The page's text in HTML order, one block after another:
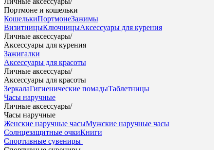
Портмоне и кошельки
КошелькиПортмонеЗажимы
ВизитницыКлючницыАксессуары для курения
Личные аксессуары/
Аксессуары для курения
Зажигалки
Аксессуары для красоты
Личные аксессуары/
Аксессуары для красоты
ЗеркалаГигиенические помадыТаблетницы
Часы наручные
Личные аксессуары/
Часы наручные
Женские наручные часыМужские наручные часы
Солнцезащитные очкиКниги
Спортивные сувениры